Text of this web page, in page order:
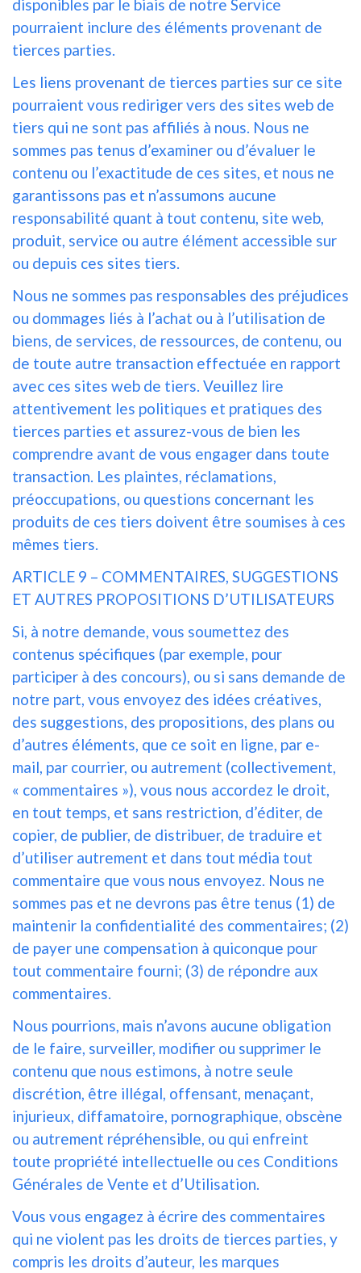
disponibles par le biais de notre Service
pourraient inclure des éléments provenant de
tierces parties.
Les liens provenant de tierces parties sur ce site
pourraient vous rediriger vers des sites web de
tiers qui ne sont pas affiliés à nous. Nous ne
sommes pas tenus d’examiner ou d’évaluer le
contenu ou l’exactitude de ces sites, et nous ne
garantissons pas et n’assumons aucune
responsabilité quant à tout contenu, site web,
produit, service ou autre élément accessible sur
ou depuis ces sites tiers.
Nous ne sommes pas responsables des préjudices
ou dommages liés à l’achat ou à l’utilisation de
biens, de services, de ressources, de contenu, ou
de toute autre transaction effectuée en rapport
avec ces sites web de tiers. Veuillez lire
attentivement les politiques et pratiques des
tierces parties et assurez-vous de bien les
comprendre avant de vous engager dans toute
transaction. Les plaintes, réclamations,
préoccupations, ou questions concernant les
produits de ces tiers doivent être soumises à ces
mêmes tiers.
ARTICLE 9 – COMMENTAIRES, SUGGESTIONS
ET AUTRES PROPOSITIONS D’UTILISATEURS
Si, à notre demande, vous soumettez des
contenus spécifiques (par exemple, pour
participer à des concours), ou si sans demande de
notre part, vous envoyez des idées créatives,
des suggestions, des propositions, des plans ou
d’autres éléments, que ce soit en ligne, par e-
mail, par courrier, ou autrement (collectivement,
« commentaires »), vous nous accordez le droit,
en tout temps, et sans restriction, d’éditer, de
copier, de publier, de distribuer, de traduire et
d’utiliser autrement et dans tout média tout
commentaire que vous nous envoyez. Nous ne
sommes pas et ne devrons pas être tenus (1) de
maintenir la confidentialité des commentaires; (2)
de payer une compensation à quiconque pour
tout commentaire fourni; (3) de répondre aux
commentaires.
Nous pourrions, mais n’avons aucune obligation
de le faire, surveiller, modifier ou supprimer le
contenu que nous estimons, à notre seule
discrétion, être illégal, offensant, menaçant,
injurieux, diffamatoire, pornographique, obscène
ou autrement répréhensible, ou qui enfreint
toute propriété intellectuelle ou ces Conditions
Générales de Vente et d’Utilisation.
Vous vous engagez à écrire des commentaires
qui ne violent pas les droits de tierces parties, y
compris les droits d’auteur, les marques